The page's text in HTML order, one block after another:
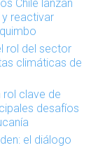
Chile lanzan
reactivar
rol del sector
climáticas de
rol clave de
desafíos
el diálogo